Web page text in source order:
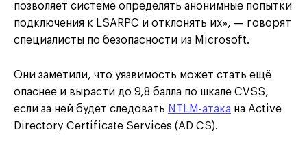
позволяет системе определять анонимные попытки
подключения к LSARPC и отклонять их», — говорят
специалисты по безопасности из Microsoft.
Они заметили, что уязвимость может стать ещё
опаснее и вырасти до 9,8 балла по шкале CVSS,
если за ней будет следовать NTLM-атака на Active
Directory Certificate Services (AD CS).